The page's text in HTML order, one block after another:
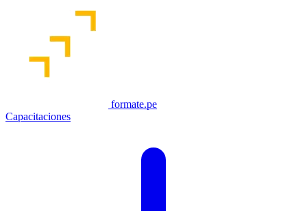
formate.pe
Capacitaciones